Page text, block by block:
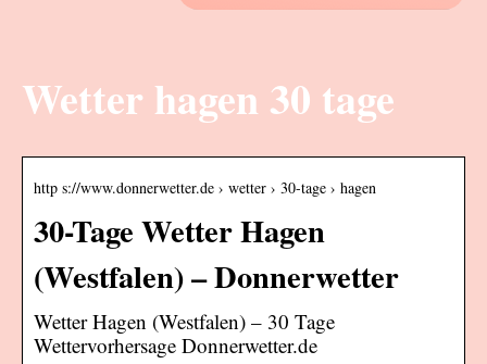
Wetter hagen 30 tage
http s://www.donnerwetter.de › wetter › 30-tage › hagen
30-Tage Wetter Hagen
(Westfalen) – Donnerwetter
Wetter Hagen (Westfalen) – 30 Tage
Wettervorhersage Donnerwetter.de